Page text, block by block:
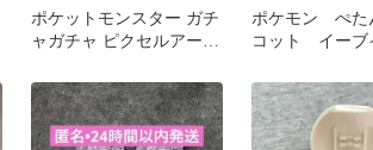
ポケットモンスター ガチ
ャガチャ ピクセルアート
三家
ポケモン ぺた
コット イーブ